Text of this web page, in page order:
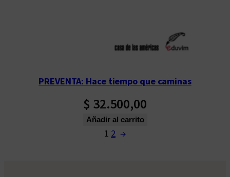
PREVENTA: Hace tiempo que caminas
$ 32.500,00
Añadir al carrito
1 2 →